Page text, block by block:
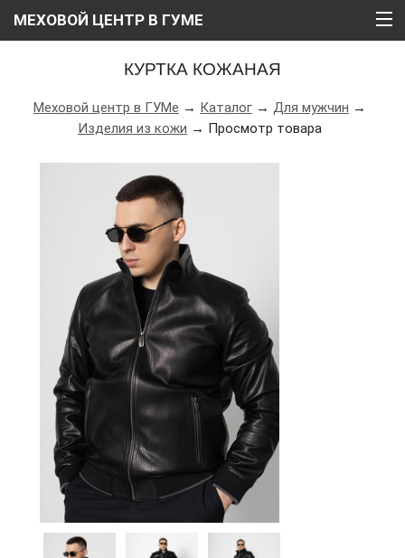
МЕХОВОЙ ЦЕНТР В ГУМЕ
КАТАЛОГ
РАССРОЧКА
КОНТАКТЫ
КУРТКА КОЖАНАЯ
Меховой центр в ГУМе → Каталог → Для мужчин →
Изделия из кожи → Просмотр товара